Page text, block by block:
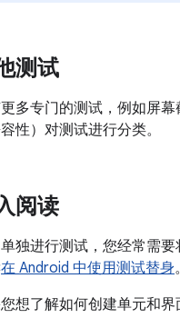
测试
多专门的测试，例如屏
性）对测试进行分类。
阅读
独进行测试，您经常需
在 Android 中使用测试替身。
想了解如何创建单元和界